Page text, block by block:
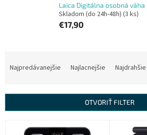
Laica Digitálna osobná váha
Skladom (do 24h-48h) (3 ks)
€17,90
i
Najpredávanejšie Najlacnejšie Najdrahšie
OTVORIŤ FILTER